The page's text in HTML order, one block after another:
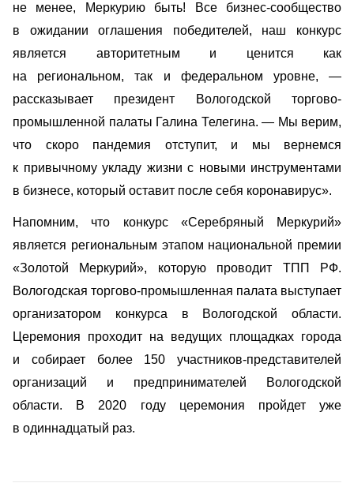
не менее, Меркурию быть! Все бизнес-сообщество
в ожидании оглашения победителей, наш конкурс
является авторитетным и ценится как
на региональном, так и федеральном уровне, —
рассказывает президент Вологодской торгово-
промышленной палаты Галина Телегина. — Мы верим,
что скоро пандемия отступит, и мы вернемся
к привычному укладу жизни с новыми инструментами
в бизнесе, который оставит после себя коронавирус».
Напомним, что конкурс «Серебряный Меркурий»
является региональным этапом национальной премии
«Золотой Меркурий», которую проводит ТПП РФ.
Вологодская торгово-промышленная палата выступает
организатором конкурса в Вологодской области.
Церемония проходит на ведущих площадках города
и собирает более 150 участников-представителей
организаций и предпринимателей Вологодской
области. В 2020 году церемония пройдет уже
в одиннадцатый раз.